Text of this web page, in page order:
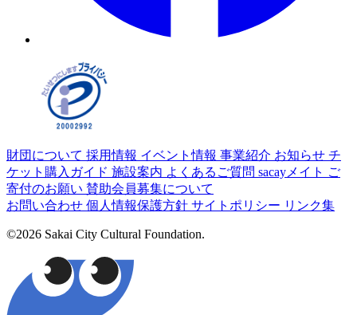
財団について 採用情報 イベント情報 事業紹介 お知らせ チ
ケット購入ガイド 施設案内 よくあるご質問 sacayメイト ご
寄付のお願い 賛助会員募集について
お問い合わせ 個人情報保護方針 サイトポリシー リンク集
©2026 Sakai City Cultural Foundation.